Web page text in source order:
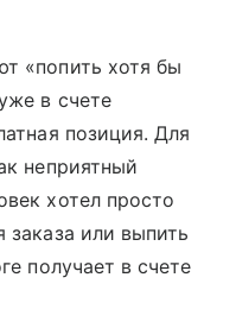
«попить хотя бы
в счете
позиция. Для
неприятный
хотел просто
заказа или выпить
получает в счете